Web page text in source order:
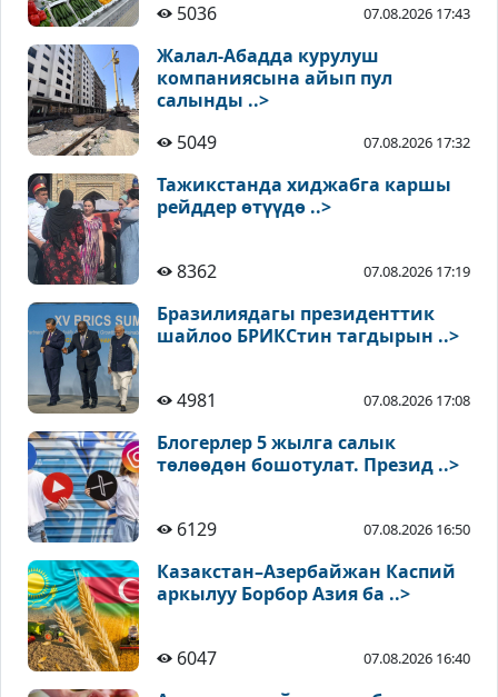
5036 07.08.2026 17:43
Жалал-Абадда курулуш
компаниясына айып пул
салынды ..>
5049
07.08.2026 17:32
Тажикстанда хиджабга каршы
рейддер өтүүдө ..>
8362 07.08.2026 17:19
Бразилиядагы президенттик
шайлоо БРИКСтин тагдырын ..>
4981 07.08.2026 17:08
Блогерлер 5 жылга салык
төлөөдөн бошотулат. Презид ..>
6129 07.08.2026 16:50
Казакстан–Азербайжан Каспий
аркылуу Борбор Азия ба ..>
6047 07.08.2026 16:40